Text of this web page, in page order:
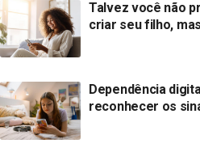
Talvez você não
criar seu filho,
Dependência
reconhecer os